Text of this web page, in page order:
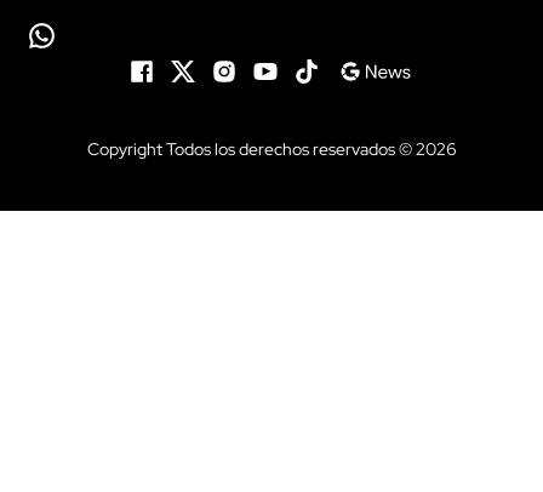
Copyright Todos los derechos reservados © 2026